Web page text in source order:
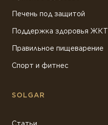
Печень под защитой
Поддержка здоровья ЖКТ
Правильное пищеварение
Спорт и фитнес
SOLGAR
Статьи